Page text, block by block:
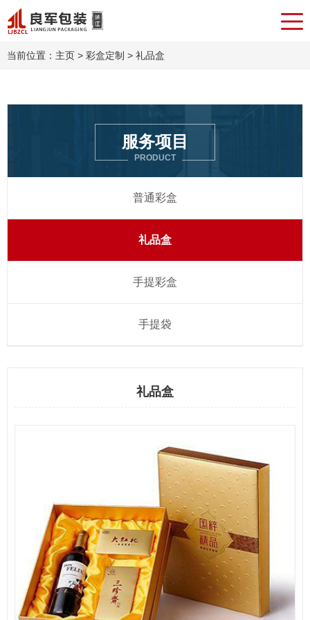
当前位置： 主页 > 彩盒定制 > 礼品盒
服务项目
PRODUCT
普通彩盒
礼品盒
手提彩盒
手提袋
礼品盒